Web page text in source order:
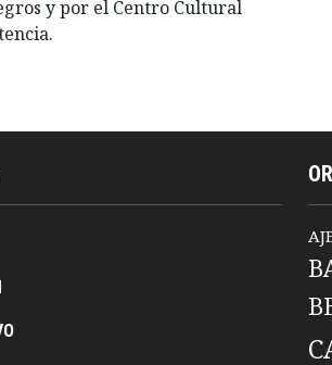
y por el Centro Cultural